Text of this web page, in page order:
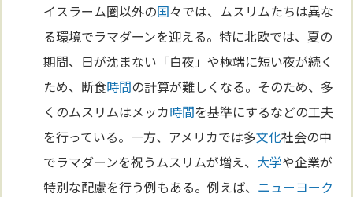
イスラーム圏以外の国々では、ムスリムたちは異な
る環境でラマダーンを迎える。特に北欧では、夏の
期間、日が沈まない「白夜」や極端に短い夜が続く
ため、断食時間の計算が難しくなる。そのため、多
くのムスリムはメッカ時間を基準にするなどの工夫
を行っている。一方、アメリカでは多文化社会の中
でラマダーンを祝うムスリムが増え、 大学や企業が
特別な配慮を行う例もある。例えば、 ニューヨーク